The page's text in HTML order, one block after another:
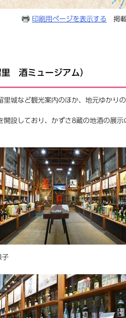
印刷用ページを表示する 掲
酒ミュージアム）
城など観光案内のほか、地元ゆかり
設しており、かずさ8蔵の地酒の展示